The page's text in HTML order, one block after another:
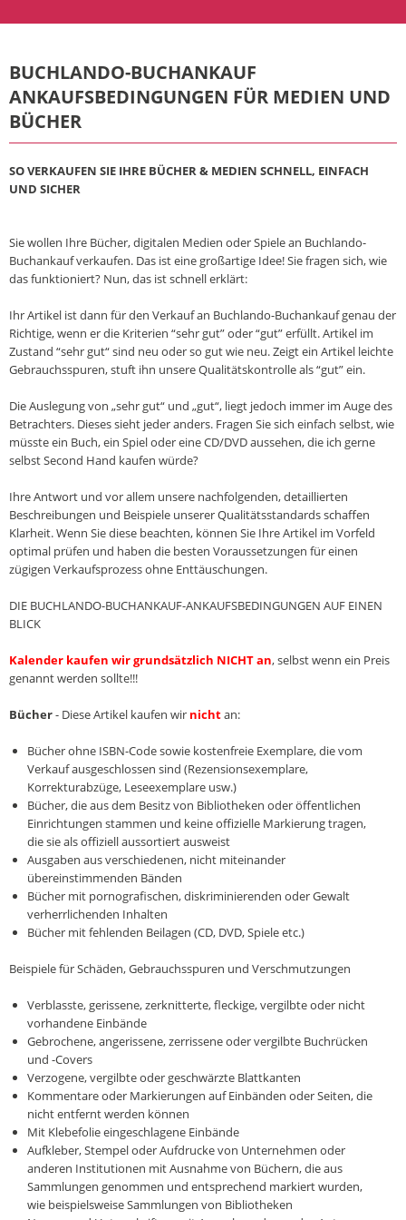
BUCHLANDO-BUCHANKAUF
ANKAUFSBEDINGUNGEN FÜR MEDIEN UND
BÜCHER
SO VERKAUFEN SIE IHRE BÜCHER & MEDIEN SCHNELL, EINFACH
UND SICHER
Sie wollen Ihre Bücher, digitalen Medien oder Spiele an Buchlando-
Buchankauf verkaufen. Das ist eine großartige Idee! Sie fragen sich, wie
das funktioniert? Nun, das ist schnell erklärt:
Ihr Artikel ist dann für den Verkauf an Buchlando-Buchankauf genau der
Richtige, wenn er die Kriterien “sehr gut” oder “gut” erfüllt. Artikel im
Zustand “sehr gut“ sind neu oder so gut wie neu. Zeigt ein Artikel leichte
Gebrauchsspuren, stuft ihn unsere Qualitätskontrolle als “gut” ein.
Die Auslegung von „sehr gut“ und „gut“, liegt jedoch immer im Auge des
Betrachters. Dieses sieht jeder anders. Fragen Sie sich einfach selbst, wie
müsste ein Buch, ein Spiel oder eine CD/DVD aussehen, die ich gerne
selbst Second Hand kaufen würde?
Ihre Antwort und vor allem unsere nachfolgenden, detaillierten
Beschreibungen und Beispiele unserer Qualitätsstandards schaffen
Klarheit. Wenn Sie diese beachten, können Sie Ihre Artikel im Vorfeld
optimal prüfen und haben die besten Voraussetzungen für einen
zügigen Verkaufsprozess ohne Enttäuschungen.
DIE BUCHLANDO-BUCHANKAUF-ANKAUFSBEDINGUNGEN AUF EINEN
BLICK
Kalender kaufen wir grundsätzlich NICHT an, selbst wenn ein Preis
genannt werden sollte!!!
Bücher- Diese Artikel kaufen wir nichtan:
Bücher ohne ISBN-Code sowie kostenfreie Exemplare, die vom
Verkauf ausgeschlossen sind (Rezensionsexemplare,
Korrekturabzüge, Leseexemplare usw.)
Bücher, die aus dem Besitz von Bibliotheken oder öffentlichen
Einrichtungen stammen und keine offizielle Markierung tragen,
die sie als offiziell aussortiert ausweist
Ausgaben aus verschiedenen, nicht miteinander
übereinstimmenden Bänden
Bücher mit pornografischen, diskriminierenden oder Gewalt
verherrlichenden Inhalten
Bücher mit fehlenden Beilagen (CD, DVD, Spiele etc.)
Beispiele für Schäden, Gebrauchsspuren und Verschmutzungen
Verblasste, gerissene, zerknitterte, fleckige, vergilbte oder nicht
vorhandene Einbände
Gebrochene, angerissene, zerrissene oder vergilbte Buchrücken
und -Covers
Verzogene, vergilbte oder geschwärzte Blattkanten
Kommentare oder Markierungen auf Einbänden oder Seiten, die
nicht entfernt werden können
Mit Klebefolie eingeschlagene Einbände
Aufkleber, Stempel oder Aufdrucke von Unternehmen oder
anderen Institutionen mit Ausnahme von Büchern, die aus
Sammlungen genommen und entsprechend markiert wurden,
wie beispielsweise Sammlungen von Bibliotheken